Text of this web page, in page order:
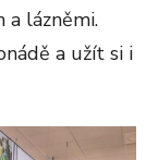
a lázněmi.
a užít si i